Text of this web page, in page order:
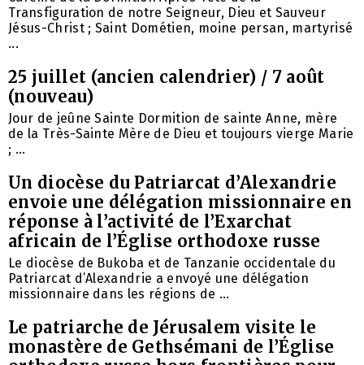
Transfiguration de notre Seigneur, Dieu et Sauveur
Jésus-Christ ; Saint Dométien, moine persan, martyrisé
...
25 juillet (ancien calendrier) / 7 août
(nouveau)
Jour de jeûne Sainte Dormition de sainte Anne, mère
de la Très-Sainte Mère de Dieu et toujours vierge Marie
; ...
Un diocèse du Patriarcat d’Alexandrie
envoie une délégation missionnaire en
réponse à l’activité de l’Exarchat
africain de l’Église orthodoxe russe
Le diocèse de Bukoba et de Tanzanie occidentale du
Patriarcat d’Alexandrie a envoyé une délégation
missionnaire dans les régions de ...
Le patriarche de Jérusalem visite le
monastère de Gethsémani de l’Église